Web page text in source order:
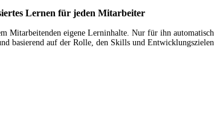
Lernen für jeden Mitarbeiter
Mitarbeitenden eigene Lerninhalte. Nur für ihn automatisch
basierend auf der Rolle, den Skills und Entwicklungszielen.